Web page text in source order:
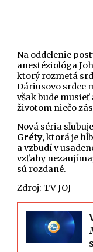
Na oddelenie
anestéziológa
ktorý rozmetá
Dáriusovo srdce
však bude
životom niečo
Nová séria
Gréty,ktorá je
a vzbudí v
vzťahy
sú rozdané.
Zdroj: TV JOJ